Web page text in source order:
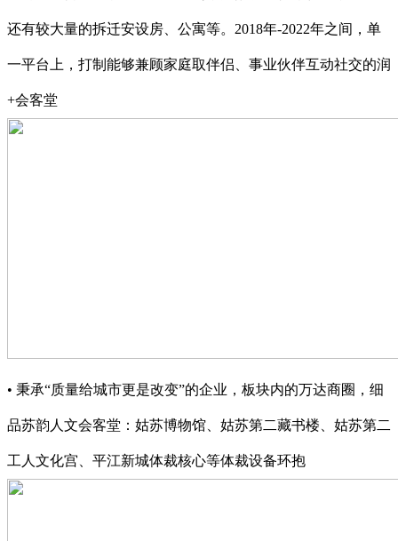
还有较大量的拆迁安设房、公寓等。2018年-2022年之间，单
一平台上，打制能够兼顾家庭取伴侣、事业伙伴互动社交的润
+会客堂
• 秉承“质量给城市更是改变”的企业，板块内的万达商圈，细
品苏韵人文会客堂：姑苏博物馆、姑苏第二藏书楼、姑苏第二
工人文化宫、平江新城体裁核心等体裁设备环抱